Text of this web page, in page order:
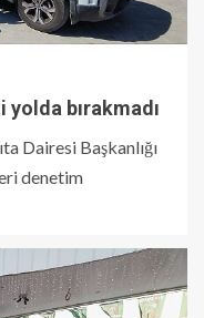
yolda bırakmadı
Dairesi Başkanlığı
denetim